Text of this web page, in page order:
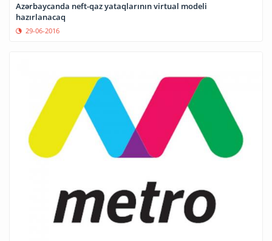
Azərbaycanda neft-qaz yataqlarının virtual modeli
hazırlanacaq
29-06-2016